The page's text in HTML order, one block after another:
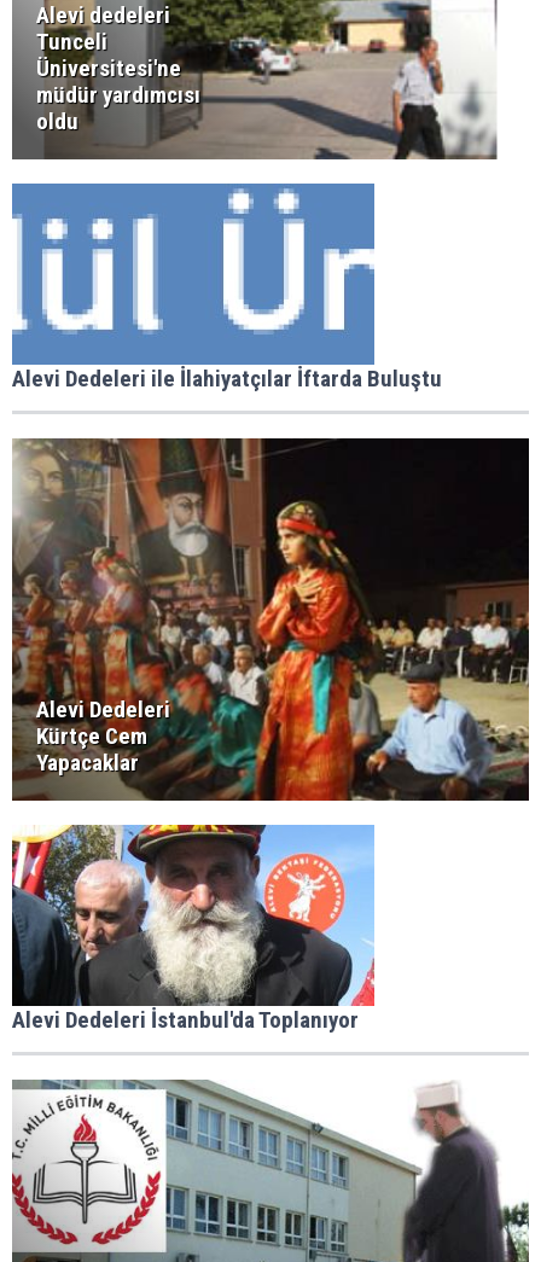
Alevi dedeleri
Tunceli
Üniversitesi'ne
müdür yardımcısı
oldu
Alevi Dedeleri ile İlahiyatçılar İftarda Buluştu
Alevi Dedeleri
Kürtçe Cem
Yapacaklar
Alevi Dedeleri İstanbul'da Toplanıyor